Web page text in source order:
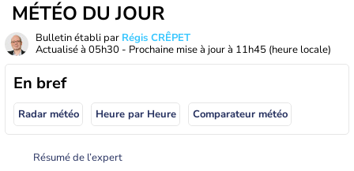
MÉTÉO DU JOUR
Bulletin établi par Régis CRÊPET
Actualisé à 05h30 - Prochaine mise à jour à 11h45 (heure locale)
En bref
Radar météo Heure par Heure Comparateur météo
Résumé de l’expert